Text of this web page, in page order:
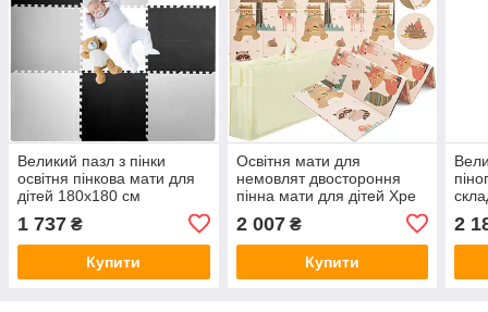
Великий пазл з пінки
освітня пінкова мати для
дітей 180x180 см
1 737 ₴
Купити
Освітня мати для
немовлят двостороння
пінна мати для дітей Xpe
2 007₴
Купити
2